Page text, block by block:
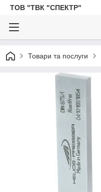
ТОВ "ТВК "СПЕКТР"
Товари та послуги